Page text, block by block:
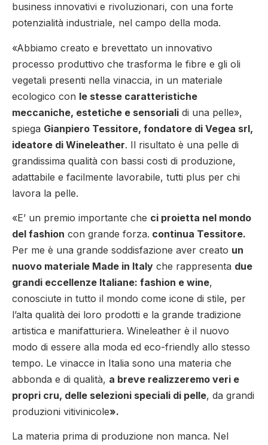
business innovativi e rivoluzionari, con una forte
potenzialità industriale, nel campo della moda.
«Abbiamo creato e brevettato un innovativo
processo produttivo che trasforma le fibre e gli oli
vegetali presenti nella vinaccia, in un materiale
ecologico con le stesse caratteristiche
meccaniche, estetiche e sensoriali di una pelle»,
spiega Gianpiero Tessitore, fondatore di Vegea srl,
ideatore di Wineleather. Il risultato è una pelle di
grandissima qualità con bassi costi di produzione,
adattabile e facilmente lavorabile, tutti plus per chi
lavora la pelle.
«E’ un premio importante che ci proietta nel mondo
del fashion con grande forza. continua Tessitore.
Per me è una grande soddisfazione aver creato un
nuovo materiale Made in Italy che rappresenta due
grandi eccellenze Italiane: fashion e wine,
conosciute in tutto il mondo come icone di stile, per
l’alta qualità dei loro prodotti e la grande tradizione
artistica e manifatturiera. Wineleather è il nuovo
modo di essere alla moda ed eco-friendly allo stesso
tempo. Le vinacce in Italia sono una materia che
abbonda e di qualità, a breve realizzeremo veri e
propri cru, delle selezioni speciali di pelle, da grandi
produzioni vitivinicole».
La materia prima di produzione non manca. Nel